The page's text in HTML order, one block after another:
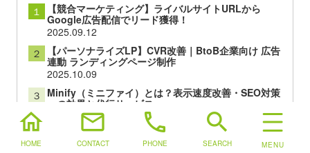
１
【競合マーケティング】ライバルサイトURLから
Google広告配信でリード獲得！
2025.09.12
２
【パーソナライズLP】CVR改善｜BtoB企業向け 広告
連動 ランディングページ制作
2025.10.09
３ Minify（ミニファイ）とは？表示速度改善・SEO対策
への効果と代行サービス
2025.03.28
フォーム一体型LP（ランディングページ）制作
2022.01.06
home
HOME
mail
CONTACT
phone
PHONE
search
SEARCH